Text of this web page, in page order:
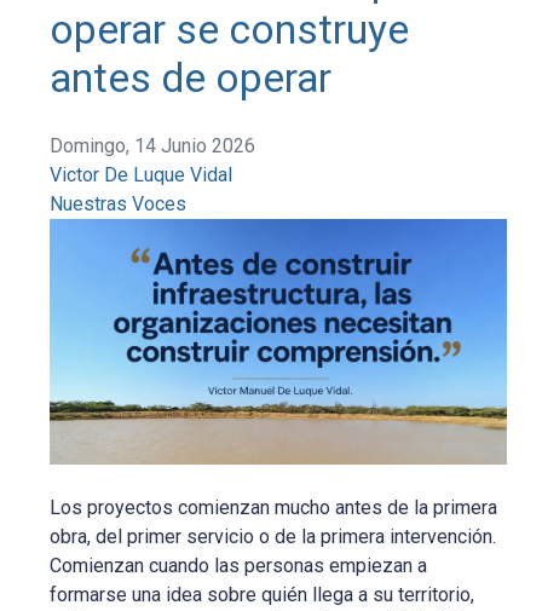
operar se construye
antes de operar
Domingo, 14 Junio 2026
Victor De Luque Vidal
Nuestras Voces
Los proyectos comienzan mucho antes de la primera
obra, del primer servicio o de la primera intervención.
Comienzan cuando las personas empiezan a
formarse una idea sobre quién llega a su territorio,